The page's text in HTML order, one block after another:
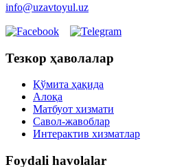
info@uzavtoyul.uz
Тезкор ҳаволалар
Қўмита ҳақида
Алоқа
Матбуот xизмати
Савол-жавоблар
Интерактив хизматлар
Foydali havolalar